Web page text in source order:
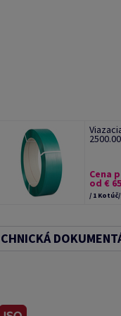
Cena
od €
/ 1